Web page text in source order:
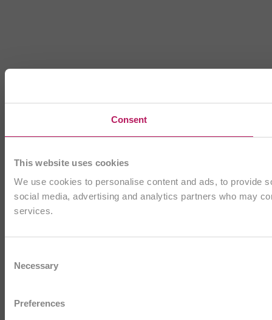
Consent
This website uses cookies
We use cookies to personalise content and ads, to provide
social media, advertising and analytics partners who may
services.
Selection
Necessary
Preferences